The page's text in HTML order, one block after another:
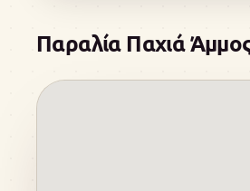
Παραλία Παχιά